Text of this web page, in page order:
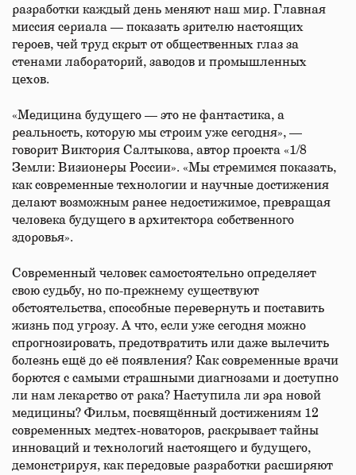
разработки каждый день меняют наш мир. Главная
миссия сериала — показать зрителю настоящих
героев, чей труд скрыт от общественных глаз за
стенами лабораторий, заводов и промышленных
цехов.
«Медицина будущего — это не фантастика, а
реальность, которую мы строим уже сегодня», —
говорит Виктория Салтыкова, автор проекта «1/8
Земли: Визионеры России». «Мы стремимся показать,
как современные технологии и научные достижения
делают возможным ранее недостижимое, превращая
человека будущего в архитектора собственного
здоровья».
Современный человек самостоятельно определяет
свою судьбу, но по-прежнему существуют
обстоятельства, способные перевернуть и поставить
жизнь под угрозу. А что, если уже сегодня можно
спрогнозировать, предотвратить или даже вылечить
болезнь ещё до её появления? Как современные врачи
борются с самыми страшными диагнозами и доступно
ли нам лекарство от рака? Наступила ли эра новой
медицины? Фильм, посвящённый достижениям 12
современных медтех-новаторов, раскрывает тайны
инноваций и технологий настоящего и будущего,
демонстрируя, как передовые разработки расширяют